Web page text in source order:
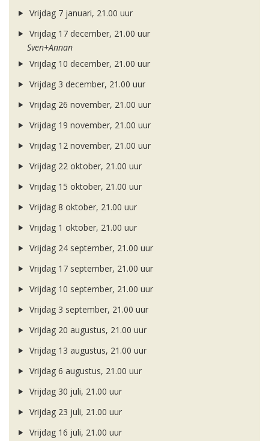
Vrijdag 7 januari, 21.00 uur
Vrijdag 17 december, 21.00 uur
Sven+Annan
Vrijdag 10 december, 21.00 uur
Vrijdag 3 december, 21.00 uur
Vrijdag 26 november, 21.00 uur
Vrijdag 19 november, 21.00 uur
Vrijdag 12 november, 21.00 uur
Vrijdag 22 oktober, 21.00 uur
Vrijdag 15 oktober, 21.00 uur
Vrijdag 8 oktober, 21.00 uur
Vrijdag 1 oktober, 21.00 uur
Vrijdag 24 september, 21.00 uur
Vrijdag 17 september, 21.00 uur
Vrijdag 10 september, 21.00 uur
Vrijdag 3 september, 21.00 uur
Vrijdag 20 augustus, 21.00 uur
Vrijdag 13 augustus, 21.00 uur
Vrijdag 6 augustus, 21.00 uur
Vrijdag 30 juli, 21.00 uur
Vrijdag 23 juli, 21.00 uur
Vrijdag 16 juli, 21.00 uur